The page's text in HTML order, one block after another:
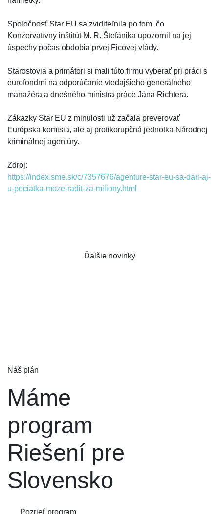
Spoločnosť Star EU sa zviditeľnila po tom, čo
Konzervatívny inštitút M. R. Štefánika upozornil na jej
úspechy počas obdobia prvej Ficovej vlády.
Starostovia a primátori si mali túto firmu vyberať pri práci s
eurofondmi na odporúčanie vtedajšieho generálneho
manažéra a dnešného ministra práce Jána Richtera.
Zákazky Star EU z minulosti už začala preverovať
Európska komisia, ale aj protikorupčná jednotka Národnej
kriminálnej agentúry.
Zdroj:
https://index.sme.sk/c/7357676/agenture-star-eu-sa-dari-aj-
u-pociatka-moze-radit-za-miliony.html
Ďalšie novinky
Náš plán
Máme
program
Riešení pre
Slovensko
Pozrieť program